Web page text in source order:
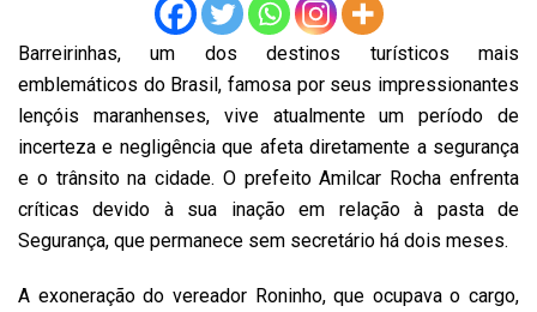
Barreirinhas, um dos destinos turísticos mais
emblemáticos do Brasil, famosa por seus impressionantes
lençóis maranhenses, vive atualmente um período de
incerteza e negligência que afeta diretamente a segurança
e o trânsito na cidade. O prefeito Amilcar Rocha enfrenta
críticas devido à sua inação em relação à pasta de
Segurança, que permanece sem secretário há dois meses.
A exoneração do vereador Roninho, que ocupava o cargo,